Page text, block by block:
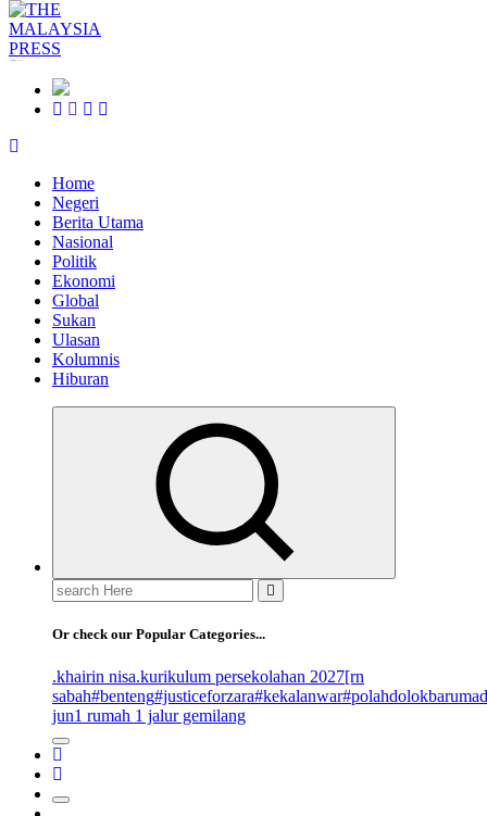
Home
Negeri
Berita Utama
Nasional
Politik
Ekonomi
Global
Sukan
Ulasan
Kolumnis
Hiburan
Search
for:
Or check our Popular Categories...
.khairin nisa.kurikulum persekolahan 2027[rn
sabah#benteng#justiceforzara#kekalanwar
jun1 rumah 1 jalur gemilang